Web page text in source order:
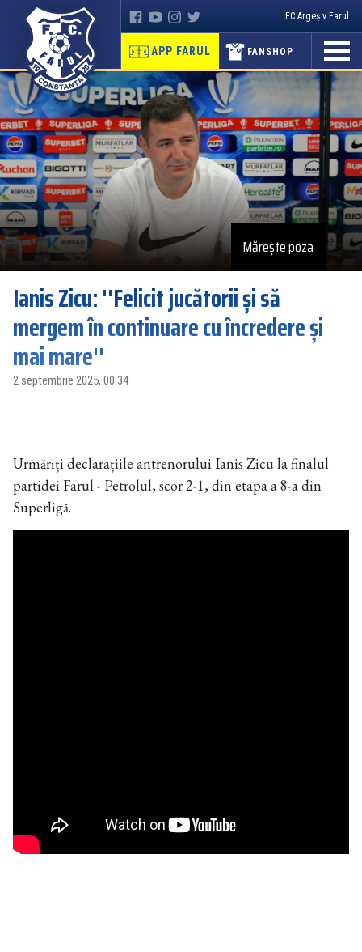
FC Argeș v Farul
APP FARUL FANSHOP
Mărește poza
Ianis Zicu: ''Felicit jucătorii și să
mergem în continuare cu încredere și
mai mare''
2 septembrie 2025, 00:34
Urmăriți declarațiile antrenorului Ianis Zicu la finalul
partidei Farul - Petrolul, scor 2-1, din etapa a 8-a din
Superligă.